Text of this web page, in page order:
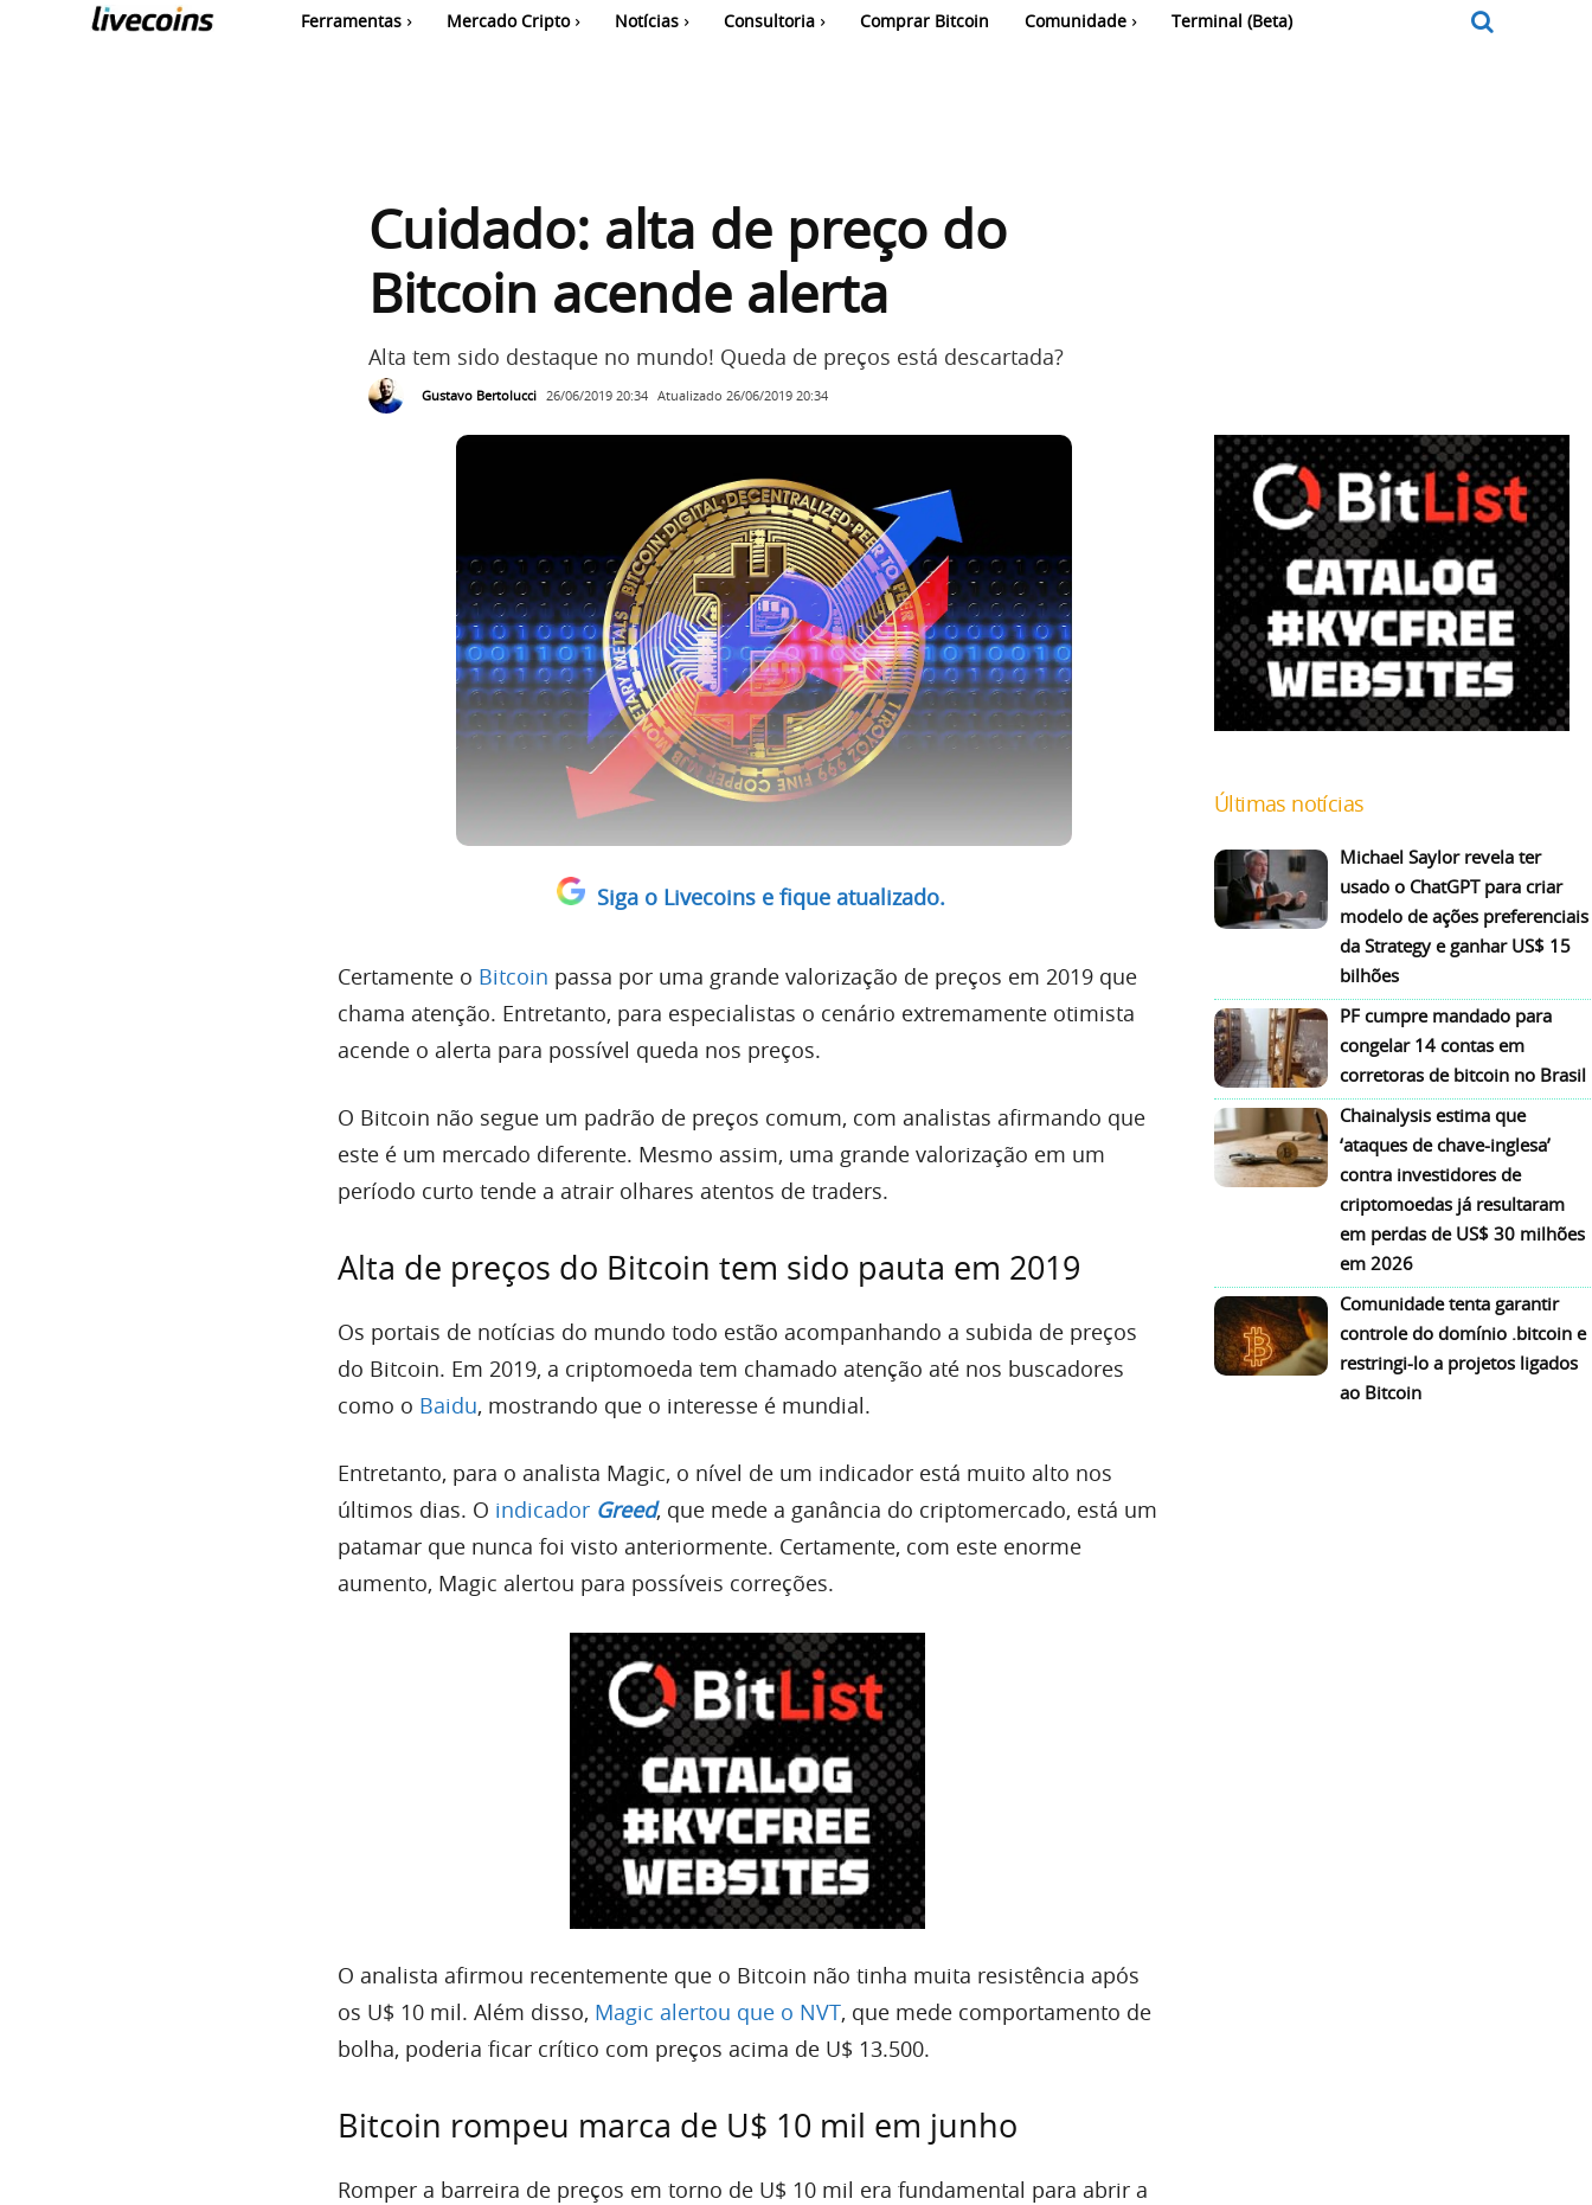
Ferramentas Mercado Cripto Notícias Consultoria Comprar Bitcoin Comunidade Terminal (Beta)
Cuidado: alta de preço do
Bitcoin acende alerta
Alta tem sido destaque no mundo! Queda de preços está descartada?
Gustavo Bertolucci 26/06/2019 20:34 Atualizado 26/06/2019 20:34
Siga o Livecoins e fique atualizado.
Certamente o Bitcoin passa por uma grande valorização de preços em 2019 que
chama atenção. Entretanto, para especialistas o cenário extremamente otimista
acende o alerta para possível queda nos preços.
O Bitcoin não segue um padrão de preços comum, com analistas afirmando que
este é um mercado diferente. Mesmo assim, uma grande valorização em um
período curto tende a atrair olhares atentos de traders.
Alta de preços do Bitcoin tem sido pauta em 2019
Os portais de notícias do mundo todo estão acompanhando a subida de preços
do Bitcoin. Em 2019, a criptomoeda tem chamado atenção até nos buscadores
como o Baidu, mostrando que o interesse é mundial.
Entretanto, para o analista Magic, o nível de um indicador está muito alto nos
últimos dias. O indicador Greed, que mede a ganância do criptomercado, está um
patamar que nunca foi visto anteriormente. Certamente, com este enorme
aumento, Magic alertou para possíveis correções.
O analista afirmou recentemente que o Bitcoin não tinha muita resistência após
os U$ 10 mil. Além disso, Magic alertou que o NVT, que mede comportamento de
bolha, poderia ficar crítico com preços acima de U$ 13.500.
Bitcoin rompeu marca de U$ 10 mil em junho
Romper a barreira de preços em torno de U$ 10 mil era fundamental para abrir a
Últimas notícias
Michael Saylor revela ter
usado o ChatGPT para criar
modelo de ações preferenciais
da Strategy e ganhar US$ 15
bilhões
PF cumpre mandado para
congelar 14 contas em
corretoras de bitcoin no Brasil
Chainalysis estima que
‘ataques de chave-inglesa’
contra investidores de
criptomoedas já resultaram
em perdas de US$ 30 milhões
em 2026
Comunidade tenta garantir
controle do domínio .bitcoin e
restringi-lo a projetos ligados
ao Bitcoin